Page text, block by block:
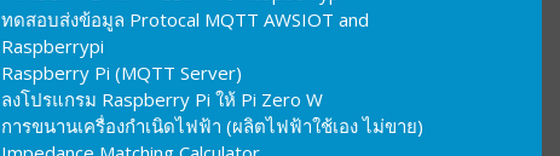
ทดสอบส่งข้อมูล Protocal MQTT AWSIOT and
Raspberrypi
Raspberry Pi (MQTT Server)
ลงโปรแกรม Raspberry Pi ให้ Pi Zero W
การขนานเครื่องกำเนิดไฟฟ้า (ผลิตไฟฟ้าใช้เอง ไม่ขาย)